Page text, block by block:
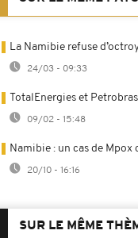
La Namibie refuse
24/03 - 09:33
TotalEnergies et
09/02 - 15:48
Namibie : un cas de
20/10 - 16:16
SUR LE MÊME